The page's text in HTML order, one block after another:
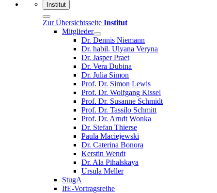
Institut
Zur Übersichtsseite Institut
Mitglieder
Dr. Dennis Niemann
Dr. habil. Ulyana Veryna
Dr. Jasper Praet
Dr. Vera Dubina
Dr. Julia Simon
Prof. Dr. Simon Lewis
Prof. Dr. Wolfgang Kissel
Prof. Dr. Susanne Schmidt
Prof. Dr. Tassilo Schmitt
Prof. Dr. Arndt Wonka
Dr. Stefan Thierse
Paula Maciejewski
Dr. Caterina Bonora
Kerstin Wendt
Dr. Ala Pihalskaya
Ursula Meller
StugA
IfE-Vortragsreihe